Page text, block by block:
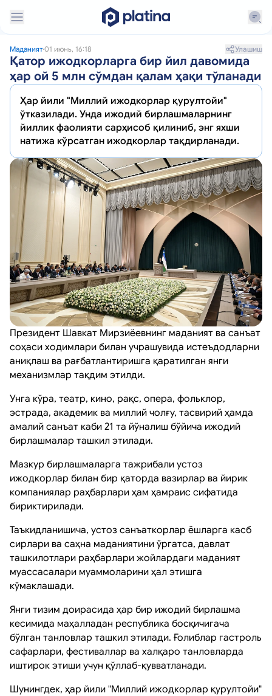
Маданият01 июнь, 16:18 Улашиш
Қатор ижодкорларга бир йил давомида
ҳар ой 5 млн сўмдан қалам ҳақи тўланади
Ҳар йили "Миллий ижодкорлар қурултойи"
ўтказилади. Унда ижодий бирлашмаларнинг
йиллик фаолияти сарҳисоб қилиниб, энг яхши
натижа кўрсатган ижодкорлар тақдирланади.
Президент Шавкат Мирзиёевнинг маданият ва санъат
соҳаси ходимлари билан учрашувида истеъдодларни
аниқлаш ва рағбатлантиришга қаратилган янги
механизмлар тақдим этилди.
Унга кўра, театр, кино, рақс, опера, фольклор,
эстрада, академик ва миллий чолғу, тасвирий ҳамда
амалий санъат каби 21 та йўналиш бўйича ижодий
бирлашмалар ташкил этилади.
Мазкур бирлашмаларга тажрибали устоз
ижодкорлар билан бир қаторда вазирлар ва йирик
компаниялар раҳбарлари ҳам ҳамраис сифатида
бириктирилади.
Таъкидланишича, устоз санъаткорлар ёшларга касб
сирлари ва саҳна маданиятини ўргатса, давлат
ташкилотлари раҳбарлари жойлардаги маданият
муассасалари муаммоларини ҳал этишга
кўмаклашади.
Янги тизим доирасида ҳар бир ижодий бирлашма
кесимида маҳалладан республика босқичигача
бўлган танловлар ташкил этилади. Ғолиблар гастроль
сафарлари, фестиваллар ва халқаро танловларда
иштирок этиши учун қўллаб-қувватланади.
Шунингдек, ҳар йили "Миллий ижодкорлар қурултойи"